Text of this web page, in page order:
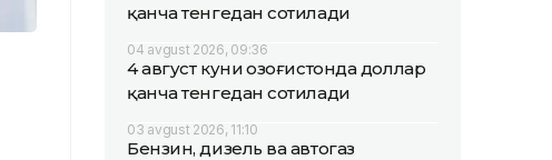
қанча тенгедан сотилади
04 avgust 2026, 09:36
4 август куни Қозоғистонда доллар
қанча тенгедан сотилади
03 avgust 2026, 11:10
Бензин, дизель ва автогаз